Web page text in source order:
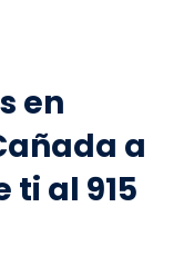
en
a
al 915